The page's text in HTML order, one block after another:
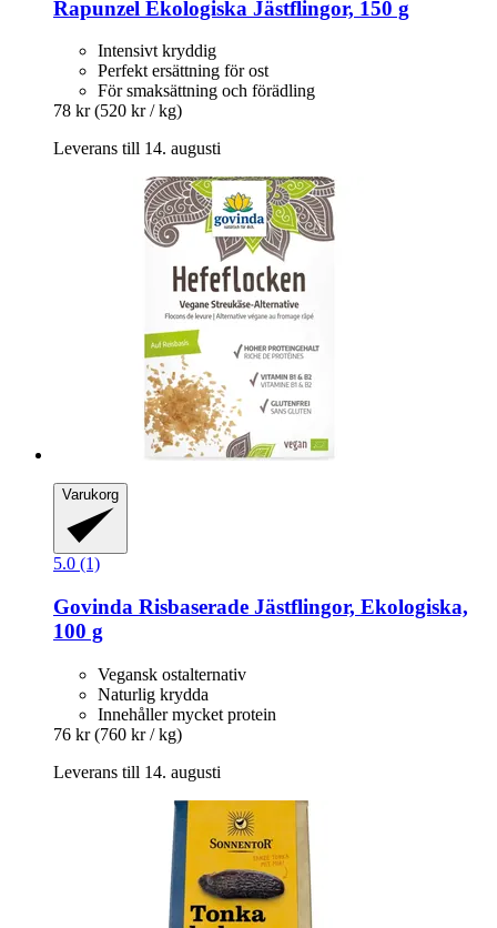
Rapunzel Ekologiska Jästflingor, 150 g
Intensivt kryddig
Perfekt ersättning för ost
För smaksättning och förädling
78 kr (520 kr / kg)
Leverans till 14. augusti
Varukorg
5.0 (1)
Govinda Risbaserade Jästflingor, Ekologiska,
100 g
Vegansk ostalternativ
Naturlig krydda
Innehåller mycket protein
76 kr (760 kr / kg)
Leverans till 14. augusti